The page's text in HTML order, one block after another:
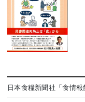
日本食糧新聞社「食情報